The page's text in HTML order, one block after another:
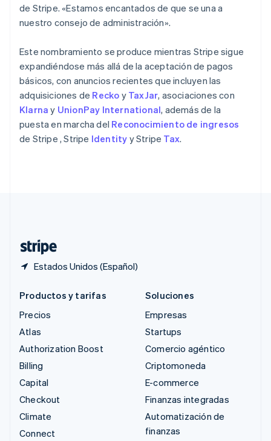
de Stripe. «Estamos encantados de que se una a
nuestro consejo de administración».
Este nombramiento se produce mientras Stripe sigue
expandiéndose más allá de la aceptación de pagos
básicos, con anuncios recientes que incluyen las
adquisiciones de Recko y TaxJar, asociaciones con
Klarna y UnionPay International, además de la
puesta en marcha del Reconocimiento de ingresos
de Stripe , Stripe Identity y Stripe Tax.
Estados Unidos (Español)
Polonia
English
RAE de Hong Kong, China
English简体中文
Reino Unido
English
República Checa
English
Rumania
English
Productos y tarifas
Precios
Atlas
Authorization Boost
Billing
Capital
Checkout
Climate
Connect
Soluciones
Empresas
Startups
Comercio agéntico
Criptomoneda
E-commerce
Finanzas integradas
Automatización de
finanzas